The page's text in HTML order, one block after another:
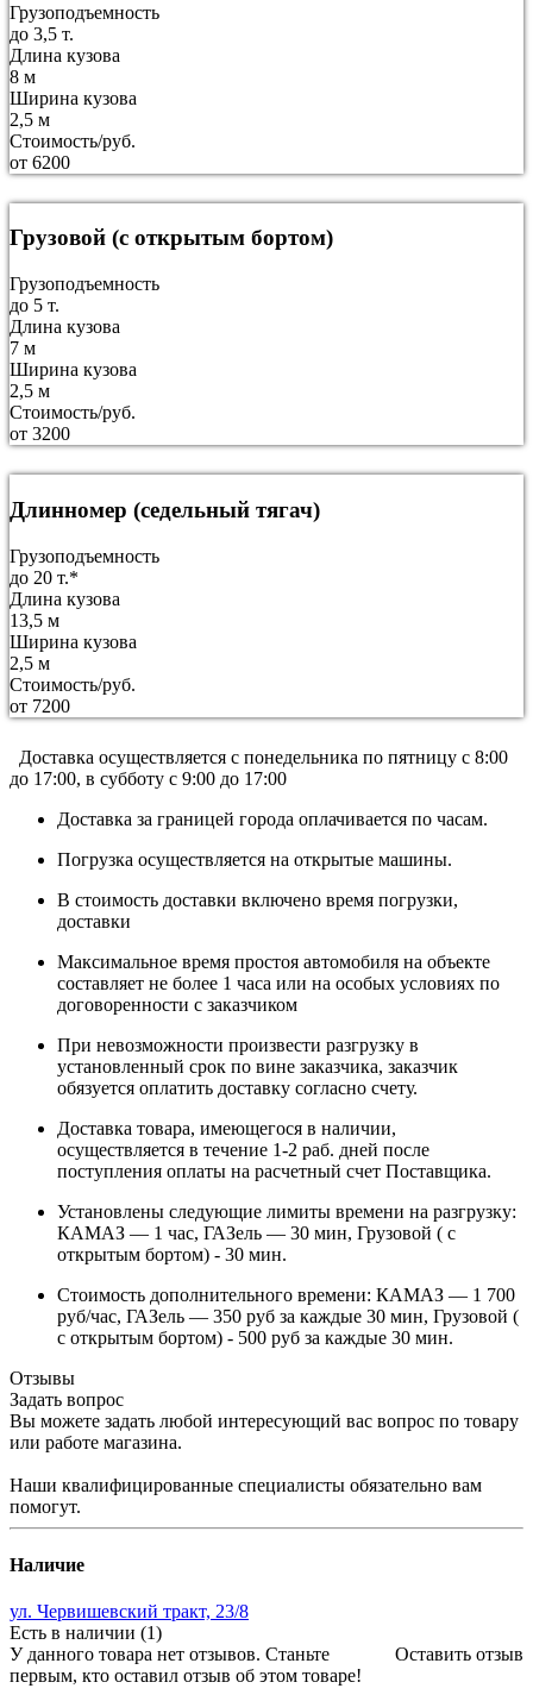
Грузоподъемность
до 3,5 т.
Длина кузова
8 м
Ширина кузова
2,5 м
Стоимость/руб.
от 6200
Грузовой (с открытым бортом)
Грузоподъемность
до 5 т.
Длина кузова
7 м
Ширина кузова
2,5 м
Стоимость/руб.
от 3200
Длинномер (седельный тягач)
Грузоподъемность
до 20 т.*
Длина кузова
13,5 м
Ширина кузова
2,5 м
Стоимость/руб.
от 7200
Доставка осуществляется c понедельника по пятницу с 8:00
до 17:00, в субботу с 9:00 до 17:00
Доставка за границей города оплачивается по часам.
Погрузка осуществляется на открытые машины.
В стоимость доставки включено время погрузки,
доставки
Максимальное время простоя автомобиля на объекте
составляет не более 1 часа или на особых условиях по
договоренности с заказчиком
При невозможности произвести разгрузку в
установленный срок по вине заказчика, заказчик
обязуется оплатить доставку согласно счету.
Доставка товара, имеющегося в наличии,
осуществляется в течение 1-2 раб. дней после
поступления оплаты на расчетный счет Поставщика.
Установлены следующие лимиты времени на разгрузку:
КАМАЗ — 1 час, ГАЗель — 30 мин, Грузовой ( с
открытым бортом) - 30 мин.
Стоимость дополнительного времени: КАМАЗ — 1 700
руб/час, ГАЗель — 350 руб за каждые 30 мин, Грузовой (
с открытым бортом) - 500 руб за каждые 30 мин.
Отзывы
Задать вопрос
Вы можете задать любой интересующий вас вопрос по товару
или работе магазина.
Наши квалифицированные специалисты обязательно вам
помогут.
Наличие
ул. Червишевский тракт, 23/8
Есть в наличии (1)
Оставить отзыв
У данного товара нет отзывов. Станьте
первым, кто оставил отзыв об этом товаре!